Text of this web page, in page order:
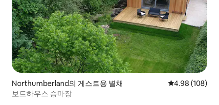
Northumberland의 게스트용 별채 평점 4.98점(5
4.98 (108)
보트하우스 승마장